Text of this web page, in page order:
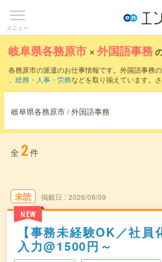
メニュー
岐阜県各務原市 ×外国語事務
各務原市の派遣のお仕事情報です。外国語事務の
、 総務・人事・労務などを取り揃えています。さ
岐阜県各務原市 / 外国語事務
全 2件
未読
NEW
掲載日 2026/08/09
【事務未経験OK／社
入力@1500円～